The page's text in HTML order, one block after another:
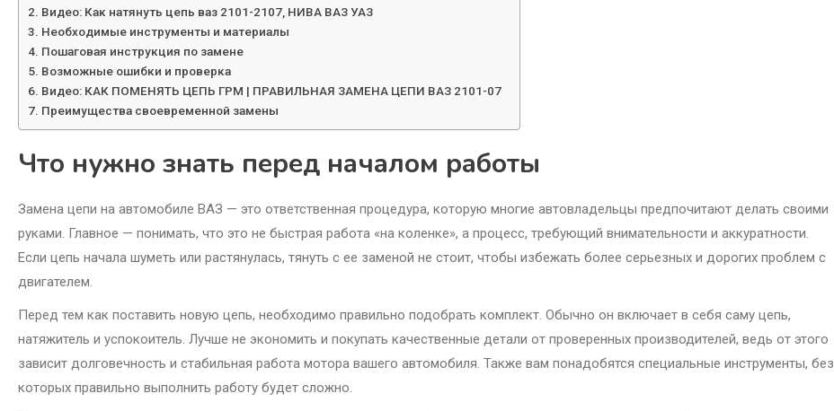
Видео: Как натянуть цепь ваз 2101-2107, НИВА ВАЗ УАЗ
Необходимые инструменты и материалы
Пошаговая инструкция по замене
Возможные ошибки и проверка
Видео: КАК ПОМЕНЯТЬ ЦЕПЬ ГРМ | ПРАВИЛЬНАЯ ЗАМЕНА ЦЕПИ ВАЗ 2101-07
Преимущества своевременной замены
Что нужно знать перед началом работы
Замена цепи на автомобиле ВАЗ — это ответственная процедура, которую многие автовладельцы предпочитают делать своими
руками. Главное — понимать, что это не быстрая работа «на коленке», а процесс, требующий внимательности и аккуратности.
Если цепь начала шуметь или растянулась, тянуть с ее заменой не стоит, чтобы избежать более серьезных и дорогих проблем с
двигателем.
Перед тем как поставить новую цепь, необходимо правильно подобрать комплект. Обычно он включает в себя саму цепь,
натяжитель и успокоитель. Лучше не экономить и покупать качественные детали от проверенных производителей, ведь от этого
зависит долговечность и стабильная работа мотора вашего автомобиля. Также вам понадобятся специальные инструменты, без
которых правильно выполнить работу будет сложно.